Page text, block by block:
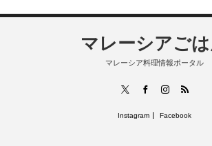
マレーシアご
マレーシア料理情報ポータル
FacebookInstagram
RSS
Instagram Facebook